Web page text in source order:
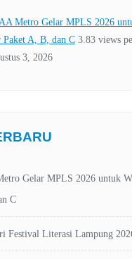
Gelar MPLS 2026 untuk
C
Festival Literasi Lampung